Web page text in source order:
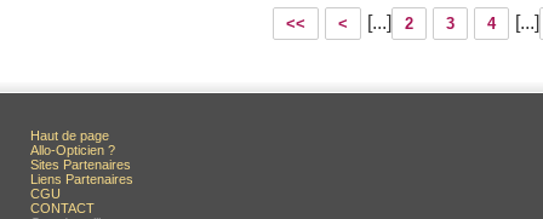
<< < [...] 2 3 4 [...]
Haut de page
Allo-Opticien ?
Sites Partenaires
Liens Partenaires
CGU
CONTACT